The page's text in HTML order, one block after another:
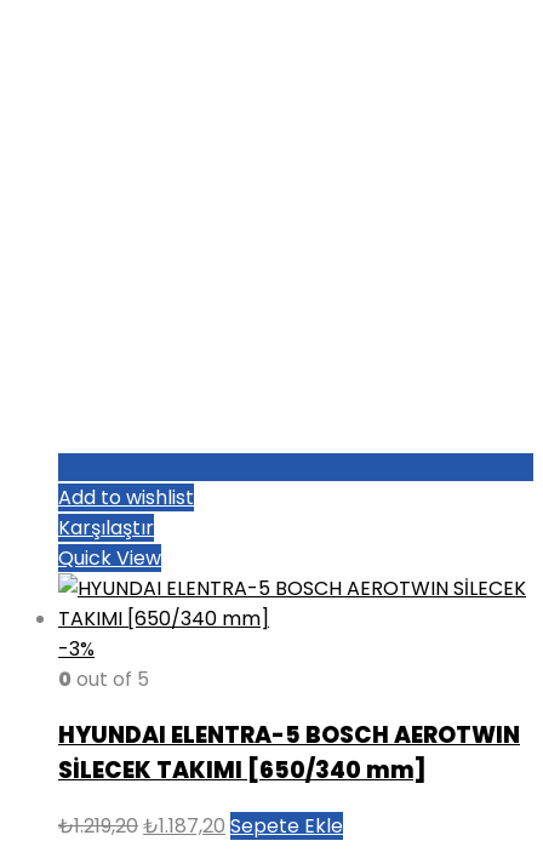
Add to wishlist
Karşılaştır
Quick View
-3%
0 out of 5
HYUNDAI ELENTRA-5 BOSCH AEROTWIN
SİLECEK TAKIMI [650/340 mm]
₺1.219,20Orijinal
₺1.187,20 Şu
Sepete Ekle